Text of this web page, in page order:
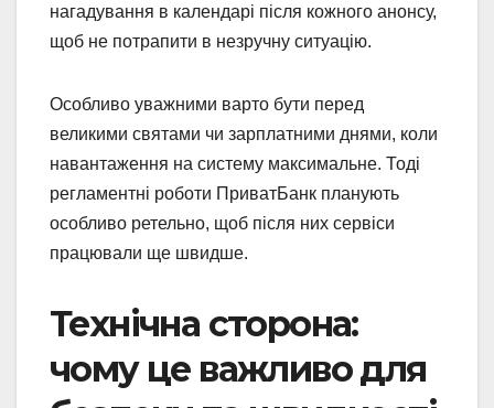
нагадування в календарі після кожного анонсу,
щоб не потрапити в незручну ситуацію.
Особливо уважними варто бути перед
великими святами чи зарплатними днями, коли
навантаження на систему максимальне. Тоді
регламентні роботи ПриватБанк планують
особливо ретельно, щоб після них сервіси
працювали ще швидше.
Технічна сторона:
чому це важливо для